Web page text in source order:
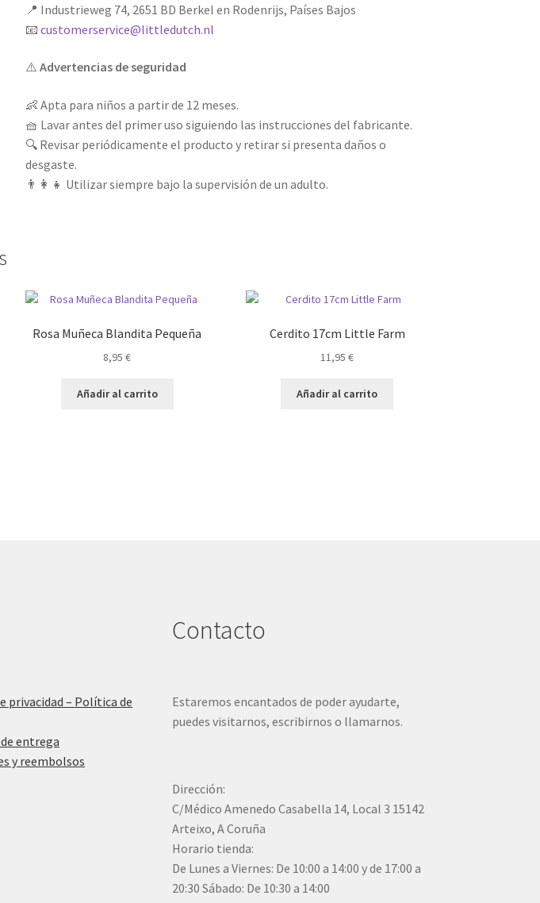
📍 Industrieweg 74, 2651 BD Berkel en Rodenrijs, Países Bajos
📧customerservice@littledutch.nl
⚠️Advertencias de seguridad
👶 Apta para niños a partir de 12 meses.
🧺 Lavar antes del primer uso siguiendo las instrucciones del fabricante.
🔍 Revisar periódicamente el producto y retirar si presenta daños o
desgaste.
👨‍👩‍👧 Utilizar siempre bajo la supervisión de un adulto.
Rosa Muñeca Blandita Pequeña
8,95€
Añadir al carrito
Cerdito 17cm Little Farm
11,95€
Añadir al carrito
privacidad – Política de
entrega
y reembolsos
Contacto
Estaremos encantados de poder ayudarte,
puedes visitarnos, escribirnos o llamarnos.
Dirección:
C/Médico Amenedo Casabella 14, Local 3 15142
Arteixo, A Coruña
Horario tienda:
De Lunes a Viernes: De 10:00 a 14:00 y de 17:00 a
20:30 Sábado: De 10:30 a 14:00